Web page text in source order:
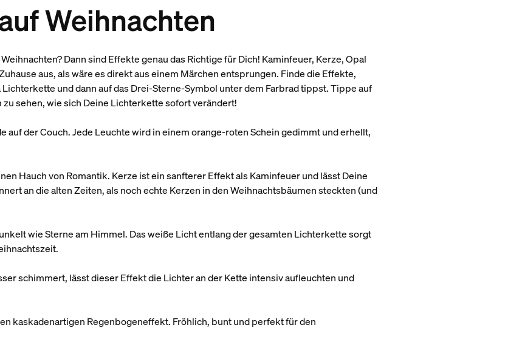
Weihnachten
Dann sind Effekte genau das Richtige für Dich! Kaminfeuer, Kerze, Opal
aus, als wäre es direkt aus einem Märchen entsprungen. Finde die Effekte,
Lichterkette und dann auf das Drei-Sterne-Symbol unter dem Farbrad tippst. Tippe auf
sehen, wie sich Deine Lichterkette sofort verändert!
auf der Couch. Jede Leuchte wird in einem orange-roten Schein gedimmt und erhellt,
Hauch von Romantik. Kerze ist ein sanfterer Effekt als Kaminfeuer und lässt Deine
an die alten Zeiten, als noch echte Kerzen in den Weihnachtsbäumen steckten (und
wie Sterne am Himmel. Das weiße Licht entlang der gesamten Lichterkette sorgt
schimmert, lässt dieser Effekt die Lichter an der Kette intensiv aufleuchten und
kaskadenartigen Regenbogeneffekt. Fröhlich, bunt und perfekt für den